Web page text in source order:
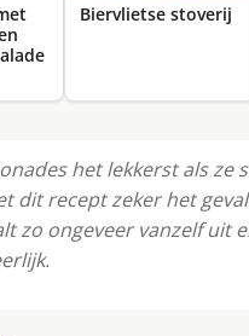
Biervlietse stoverij
het lekkerst als ze
dit recept zeker het
zo ongeveer vanzelf uit